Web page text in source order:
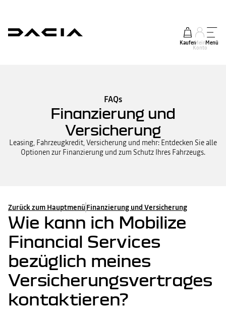
KaufenMein
Konto
Menü
FAQs
Finanzierung und
Versicherung
Leasing, Fahrzeugkredit, Versicherung und mehr: Entdecken Sie alle
Optionen zur Finanzierung und zum Schutz Ihres Fahrzeugs.
Zurück zum Hauptmenü Finanzierung und Versicherung
Wie kann ich Mobilize
Financial Services
bezüglich meines
Versicherungsvertrages
kontaktieren?